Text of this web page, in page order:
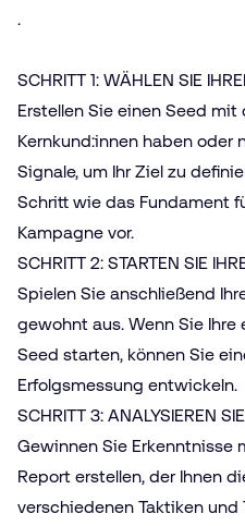
.
SCHRITT 1: WÄHLEN SIE
Erstellen Sie einen Seed
Kernkund:innen haben oder
Signale, um Ihr Ziel zu
Schritt wie das Fundament
Kampagne vor.
SCHRITT 2: STARTEN SIE
Spielen Sie anschließend
gewohnt aus. Wenn Sie
Seed starten, können Sie
Erfolgsmessung entwickeln.
SCHRITT 3: ANALYSIEREN
Gewinnen Sie Erkenntnisse
Report erstellen, der Ihnen
verschiedenen Taktiken